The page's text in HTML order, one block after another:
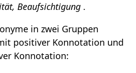
Beaufsichtigung .
in zwei Gruppen
positiver Konnotation und
Konnotation: